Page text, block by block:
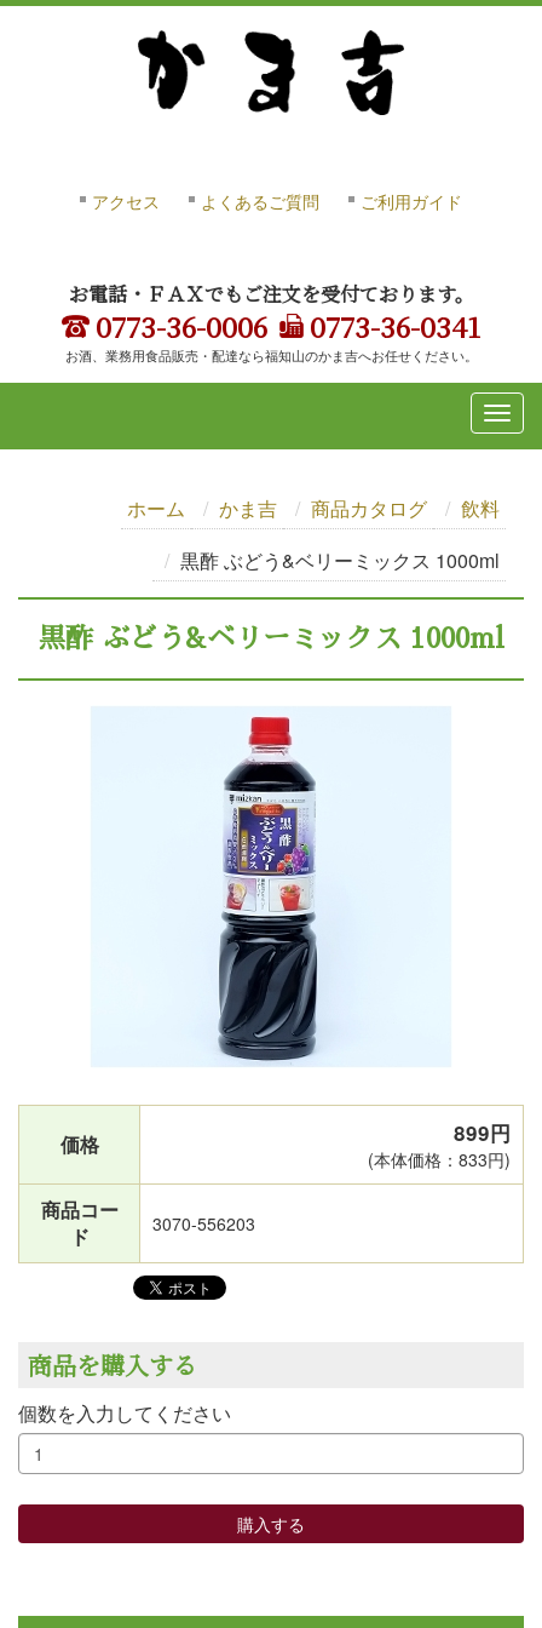
アクセス よくあるご質問 ご利用ガイド
お電話・ＦＡＸでもご注文を受付ております。
0773-36-0006 0773-36-0341
お酒、業務用食品販売・配達なら福知山のかま吉へお任せください。
ホーム かま吉 商品カタログ
飲料
黒酢 ぶどう&ベリーミックス 1000ml
黒酢 ぶどう&ベリーミックス 1000ml
価格 899円
(本体価格：833円)
商品コー
ド
3070-556203
商品を購入する
個数を入力してください